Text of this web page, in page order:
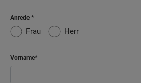
Anrede
Frau Herr
Vorname